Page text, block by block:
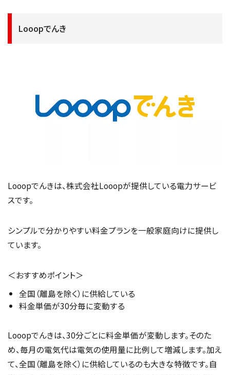
Looopでんき
Looopでんきは、株式会社Looopが提供している電力サービ
スです。
シンプルで分かりやすい料金プランを一般家庭向けに提供し
ています。
＜おすすめポイント＞
全国（離島を除く）に供給している
料金単価が30分毎に変動する
Looopでんきは、30分ごとに料金単価が変動します。そのた
め、毎月の電気代は電気の使用量に比例して増減します。加え
て、全国（離島を除く）に供給しているのも大きな特徴です。自